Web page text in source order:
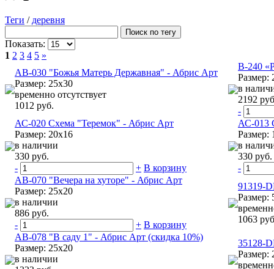
Теги / деревня
Показать:
1 2 3 4 5 »
АВ-030 "Божья Матерь Державная" - Абрис Арт
Размер: 25х30
временно отсутствует
1012 руб.
B-240
Размер:
в
2192
-
АС-020 Схема "Теремок" - Абрис Арт
Размер: 20х16
в наличии
330 руб.
-
+ В корзину
АС-013
Размер:
в
330 руб.
-
АВ-070 "Вечера на хуторе" - Абрис Арт
Размер: 25x20
в наличии
886 руб.
-
+ В корзину
91319-
Размер:
1063
АВ-078 "В саду 1" - Абрис Арт (скидка 10%)
Размер: 25x20
в наличии
35128-
Размер: